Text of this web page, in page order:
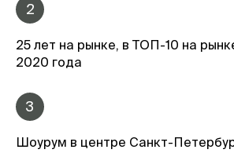
2
25 лет на рынке, в ТОП-10 на
2020 года
3
Шоурум в центре Санкт-